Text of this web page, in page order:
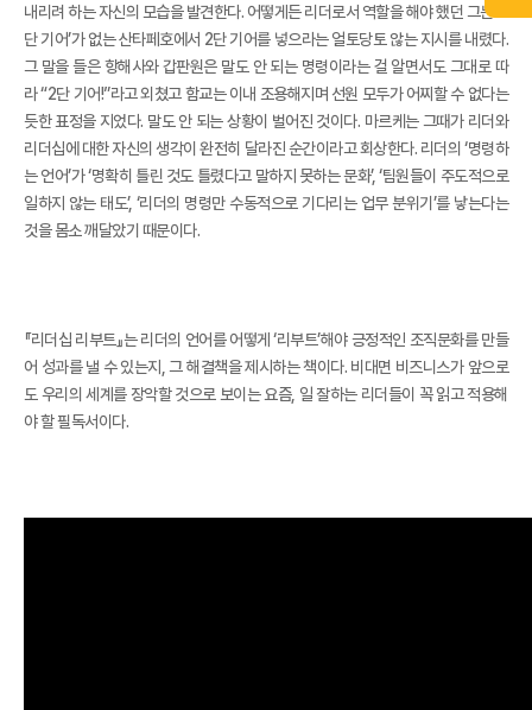
내리려 하는 자신의 모습을 발견한다. 어떻게든 리더로서 역할을 해야 했던 그는 ‘2
단 기어’가 없는 산타페호에서 2단 기어를 넣으라는 얼토당토 않는 지시를 내렸다.
그 말을 들은 항해사와 갑판원은 말도 안 되는 명령이라는 걸 알면서도 그대로 따
라 “2단 기어!”라고 외쳤고 함교는 이내 조용해지며 선원 모두가 어찌할 수 없다는
듯한 표정을 지었다. 말도 안 되는 상황이 벌어진 것이다. 마르케는 그때가 리더와
리더십에 대한 자신의 생각이 완전히 달라진 순간이라고 회상한다. 리더의 ‘명령하
는 언어’가 ‘명확히 틀린 것도 틀렸다고 말하지 못하는 문화’, ‘팀원들이 주도적으로
일하지 않는 태도’, ‘리더의 명령만 수동적으로 기다리는 업무 분위기’를 낳는다는
것을 몸소 깨달았기 때문이다.
『리더십 리부트』는 리더의 언어를 어떻게 ‘리부트’해야 긍정적인 조직문화를 만들
어 성과를 낼 수 있는지, 그 해결책을 제시하는 책이다. 비대면 비즈니스가 앞으로
도 우리의 세계를 장악할 것으로 보이는 요즘, 일 잘하는 리더들이 꼭 읽고 적용해
야 할 필독서이다.